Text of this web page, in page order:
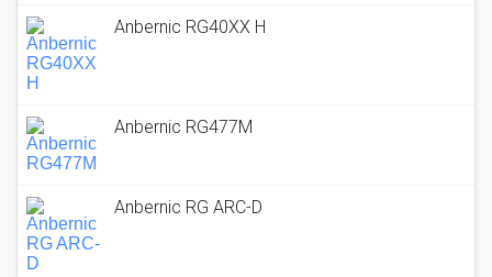
Anbernic RG40XX H
Anbernic RG477M
Anbernic RG ARC-D